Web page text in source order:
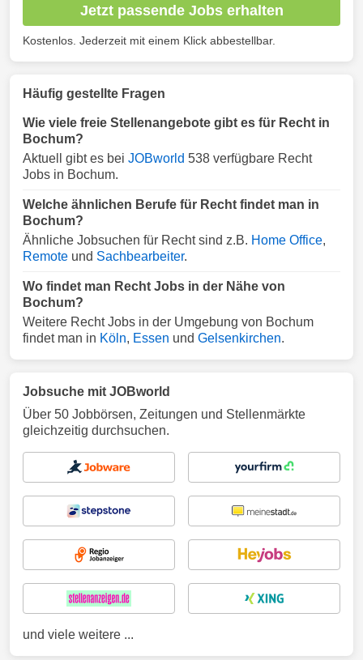
Jetzt passende Jobs erhalten
Kostenlos. Jederzeit mit einem Klick abbestellbar.
Häufig gestellte Fragen
Wie viele freie Stellenangebote gibt es für Recht in
Bochum?
Aktuell gibt es bei JOBworld 538 verfügbare Recht
Jobs in Bochum.
Welche ähnlichen Berufe für Recht findet man in
Bochum?
Ähnliche Jobsuchen für Recht sind z.B. Home Office,
Remote und Sachbearbeiter.
Wo findet man Recht Jobs in der Nähe von
Bochum?
Weitere Recht Jobs in der Umgebung von Bochum
findet man in Köln, Essen und Gelsenkirchen.
Jobsuche mit JOBworld
Über 50 Jobbörsen, Zeitungen und Stellenmärkte
gleichzeitig durchsuchen.
und viele weitere ...